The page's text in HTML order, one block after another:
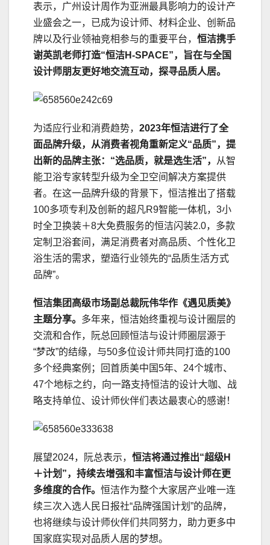
表示，广州设计周作为亚洲最具影响力的设计产
业盛会之一，已成为设计师、材料企业、创新品
牌以及行业领袖竞相参与的重要平台， 恒洁携手
谢英凯老师打造“恒洁H-SPACE”，旨在与全国
设计师朋友更好地交流互动，探寻品质人居。
为适应行业和消费趋势， 2023年恒洁进行了全
面品牌升级，从消费者视角重新定义“品质”，提
出新的品牌主张：“选品质，就是选生活”，
从智
能卫浴专家转型升级为全卫空间解决方案提供
者。在这一品牌升级的背景下，恒洁推出了搭载
100多项专利及创新的超凡R9智能一体机，3小
时全卫换装＋8大免费服务的恒洁闪装2.0，多款
定制卫浴套间，满足消费者对高品质、个性化卫
浴生活的需求，塑造行业领先的“品质生活方式
品牌”。
恒洁集团高级市场副总裁阮伟华作《遇见质美》
主题分享。 多年来，恒洁始终重视与设计圈层的
交流和合作，阮总回顾恒洁与设计师圈层源于
“梦改”的结缘，与50多位设计师共同打造的100
多个经典案例；回首质美中国5年、24个城市、
47个地标之约，向一路支持恒洁的设计大咖、战
略支持单位、设计师伙伴们表达最衷心的感谢！
展望2024，阮总表示， 恒洁将通过推出“超级H
＋计划”，持续去增强和丰富恒洁与设计师在更
多维度的合作。 恒洁作为整个大家居产业唯一连
续三次入选人民日报社“品牌强国计划”的品牌，
也将继续与设计师伙伴们共同努力，助力更多中
国家庭实现对品质人居的梦想。